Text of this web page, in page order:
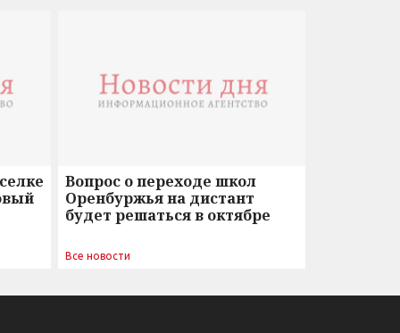
Вопрос о переходе школ
Оренбуржья на дистант
будет решаться в октябре
Все новости